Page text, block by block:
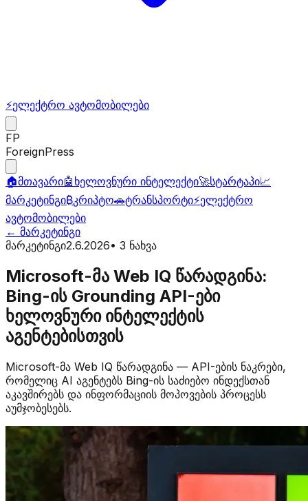
⚡ელექტრო ავტომობილები
FP
ForeignPress
🏠მთავარი🤖 ხელოვნური ინტელექტი🚀სტარტაპი📈
მარკეტინგი₿კრიპტო🚗ტრანსპორტი⚡ელექტრო
ავტომობილები
← მარკეტინგი
მარკეტინგი2.6.2026• 3 ნახვა
Microsoft-მა Web IQ წარადგინა:
Bing-ის Grounding API-ები
ხელოვნური ინტელექტის
აგენტებისთვის
Microsoft-მა Web IQ წარადგინა — API-ების ნაკრები,
რომელიც AI აგენტებს Bing-ის საძიებო ინდექსთან
აკავშირებს და ინფორმაციის მოპოვების პროცესს
აუმჯობესებს.